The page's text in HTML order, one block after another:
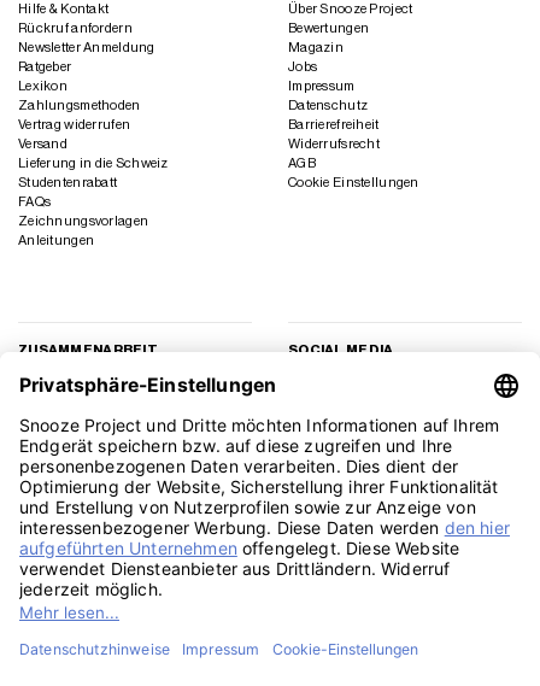
Hilfe & Kontakt
Rückruf anfordern
Newsletter Anmeldung
Ratgeber
Lexikon
Zahlungsmethoden
Vertrag widerrufen
Versand
Lieferung in die Schweiz
Studentenrabatt
FAQs
Zeichnungsvorlagen
Anleitungen
Über Snooze Project
Bewertungen
Magazin
Jobs
Impressum
Datenschutz
Barrierefreiheit
Widerrufsrecht
AGB
Cookie Einstellungen
ZUSAMMENARBEIT
Geschäftskunden
Presse
Affiliate Marketing
SOCIAL MEDIA
TikTok
YouTube
Pinterest
LinkedIn
PayPal Visa MasterCardKlarna Sepa